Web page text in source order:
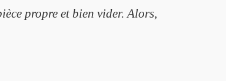
propre et bien vider. Alors,